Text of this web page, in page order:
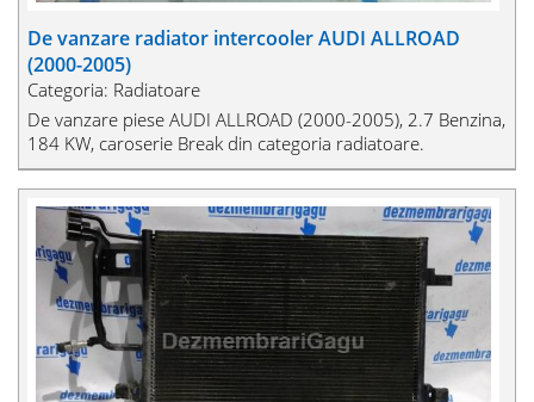
De vanzare radiator intercooler AUDI ALLROAD
(2000-2005)
Categoria: Radiatoare
De vanzare piese AUDI ALLROAD (2000-2005), 2.7 Benzina,
184 KW, caroserie Break din categoria radiatoare.